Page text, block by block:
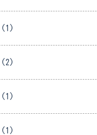
(1)
(2)
(1)
(1)